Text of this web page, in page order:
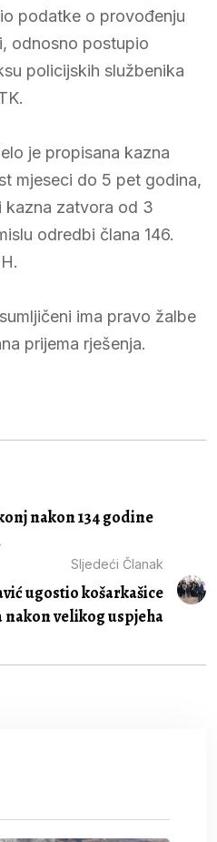
podatke o provođenju
odnosno postupio
policijskih službenika
je propisana kazna
mjeseci do 5 pet godina,
kazna zatvora od 3
odredbi člana 146.
ima pravo žalbe
prijema rješenja.
nakon 134 godine
Sljedeći Članak
ugostio košarkašice
nakon velikog uspjeha